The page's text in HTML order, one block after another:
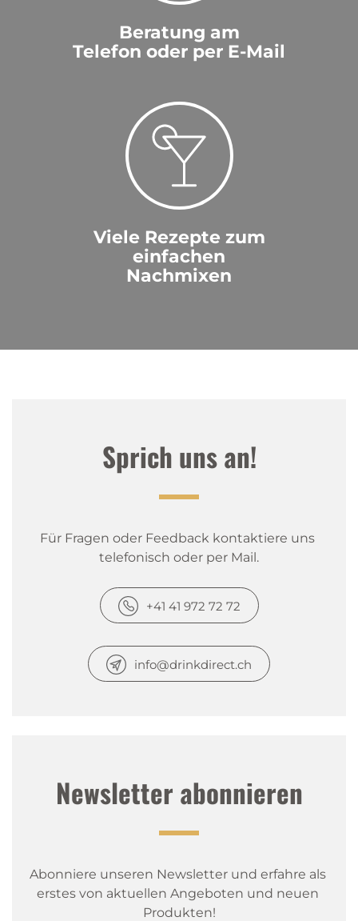
Beratung am
Telefon oder per E-Mail
Viele Rezepte zum
einfachen
Nachmixen
Sprich uns an!
Für Fragen oder Feedback kontaktiere uns
telefonisch oder per Mail.
+41 41 972 72 72
info@drinkdirect.ch
Newsletter abonnieren
Abonniere unseren Newsletter und erfahre als
erstes von aktuellen Angeboten und neuen
Produkten!